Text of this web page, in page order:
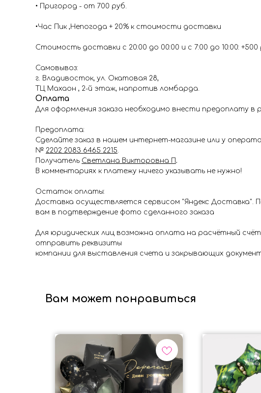
• Пригород - от 700 руб.
•Час Пик ,Непогода + 20% к стоимости доставки
Стоимость доставки с 20:00 до 00:00 и с 7:00 до 10:00: +500
Самовывоз:
г. Владивосток, ул. Окатовая 28,
ТЦ Махаон , 2-й этаж, напротив ломбарда.
Оплата
Для оформления заказа необходимо внести предоплату в
Предоплата:
Сделайте заказ в нашем интернет-магазине или у
№ 2202 2083 6465 2215.
Получатель Светлана Викторовна П.
В комментариях к платежу ничего указывать не нужно!
Остаток оплаты:
Доставка осуществляется сервисом "Яндекс Доставка".
вам в подтверждение фото сделанного заказа
Для юридических лиц возможна оплата на расчётный
отправить реквизиты
компании для выставления счета и закрывающих
Вам может понравиться